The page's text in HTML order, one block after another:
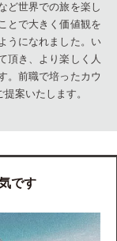
ど世界での旅を楽し
とで大きく価値観を
うになれました。い
頂き、より楽しく人
。前職で培ったカウ
案いたします。
です